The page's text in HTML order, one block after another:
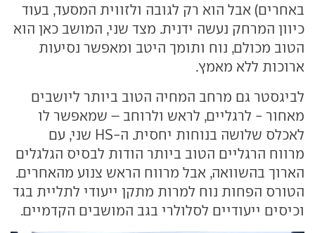
באחרים) אבל הוא רק לגובה ולזווית המסעד, בעוד
כיוון המרחק נעשה ידנית. מצד שני, המושב כאן הוא
הטוב מכולם, נוח ותומך היטב ומאפשר נסיעות
ארוכות ללא מאמץ.
לביגסטר גם מרחב המחיה הטוב ביותר ליושבים
מאחור - לרגליים, לראש ולרוחב – שמאפשר לו
לאכלס שלושה בנוחות יחסית. ה-HS שני, עם
מרווח הרגליים הטוב ביותר הודות לבסיס הגלגלים
הארוך בהשוואה, אבל מרווח הראש צנוע מהאחרים.
הטורס הפחות נוח למרות מתקן ייעודי לתליית בגד
וכיסים ייעודיים לסלולרי בגב המושבים הקדמיים.